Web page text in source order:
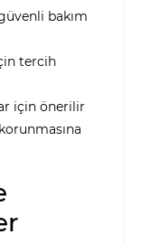
bakım
tercih
için önerilir